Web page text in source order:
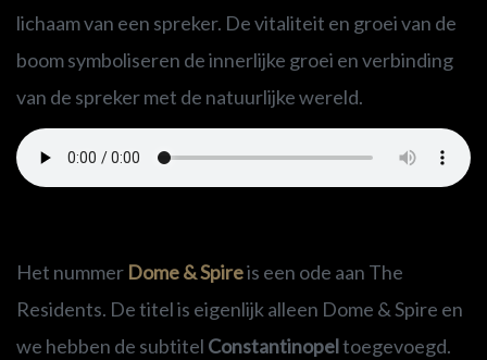
lichaam van een spreker. De vitaliteit en groei van de
boom symboliseren de innerlijke groei en verbinding
van de spreker met de natuurlijke wereld.
Het nummer Dome & Spireis een ode aan The
Residents. De titel is eigenlijk alleen Dome & Spire en
we hebben de subtitel Constantinopeltoegevoegd.